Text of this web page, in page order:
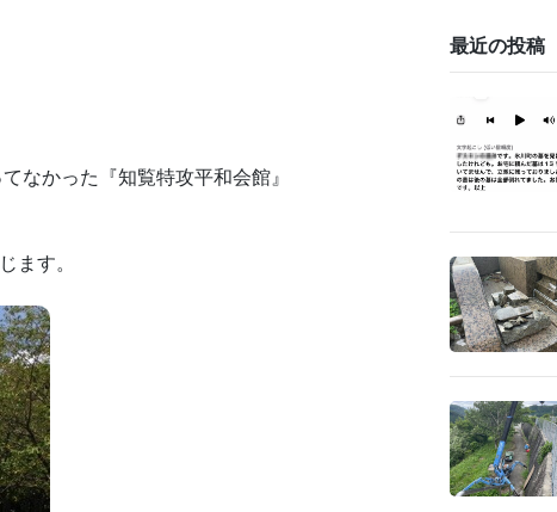
なかった『知覧特攻平和会館』
ます。
最近の投稿